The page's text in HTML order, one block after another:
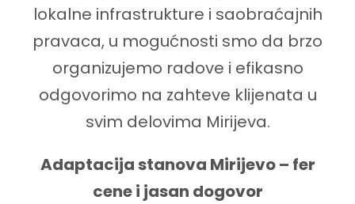
lokalne infrastrukture i saobraćajnih
pravaca, u mogućnosti smo da brzo
organizujemo radove i efikasno
odgovorimo na zahteve klijenata u
svim delovima Mirijeva.
Adaptacija stanova Mirijevo – fer
cene i jasan dogovor